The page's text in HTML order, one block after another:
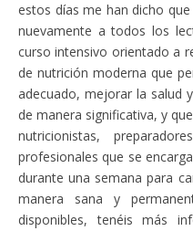
estos días me han dicho
nuevamente a todos los
curso intensivo orientado a
de nutrición moderna que
adecuado, mejorar la salud
de manera significativa, y
nutricionistas,
profesionales que se
durante una semana para
manera sana y
disponibles, tenéis más